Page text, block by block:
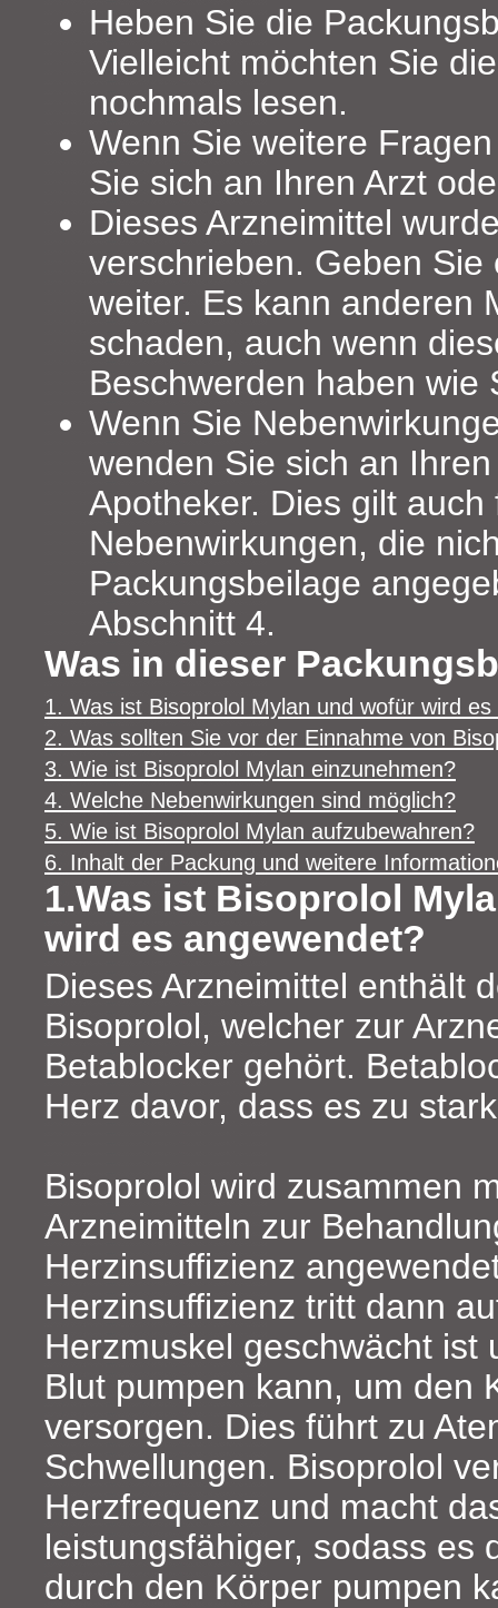
Heben Sie die
Vielleicht möchten Sie
nochmals lesen.
Wenn Sie weitere
Sie sich an Ihren Arzt
Dieses Arzneimittel
verschrieben. Geben Sie
weiter. Es kann anderen
schaden, auch wenn
Beschwerden haben wie
Wenn Sie
wenden Sie sich an
Apotheker. Dies gilt auch
Nebenwirkungen, die
Packungsbeilage
Abschnitt 4.
Was in dieser
1. Was ist Bisoprolol Mylan und wofür wird
2. Was sollten Sie vor der Einnahme von
3. Wie ist Bisoprolol Mylan einzunehmen?
4. Welche Nebenwirkungen sind möglich?
5. Wie ist Bisoprolol Mylan aufzubewahren?
6. Inhalt der Packung und weitere
1.Was ist Bisoprolol
wird es angewendet?
Dieses Arzneimittel enthält
Bisoprolol, welcher zur
Betablocker gehört.
Herz davor, dass es zu
Bisoprolol wird zusammen
Arzneimitteln zur
Herzinsuffizienz
Herzinsuffizienz tritt dann
Herzmuskel geschwächt ist
Blut pumpen kann, um den
versorgen. Dies führt zu
Schwellungen. Bisoprolol
Herzfrequenz und macht
leistungsfähiger, sodass es
durch den Körper pumpen